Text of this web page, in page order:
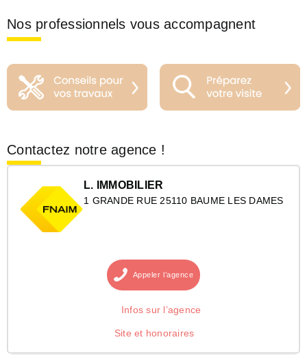
Nos professionnels vous accompagnent
Contactez notre agence !
L. IMMOBILIER
1 GRANDE RUE 25110 BAUME LES DAMES
Appeler l’agence
Infos sur l’agence
Site et honoraires